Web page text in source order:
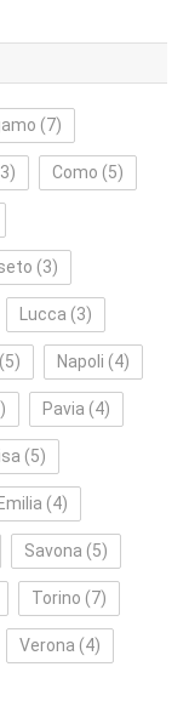
(7)
Como (5)
(3)
Lucca (3)
(5) Napoli (4)
Pavia (4)
(5)
(4)
Savona (5)
Torino (7)
Verona (4)